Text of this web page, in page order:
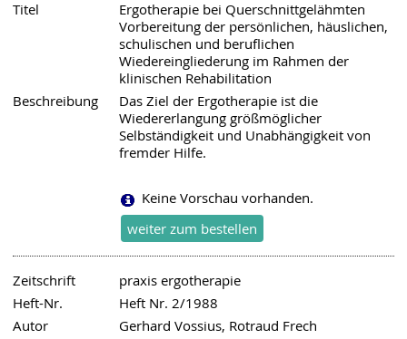
Titel
Ergotherapie bei Querschnittgelähmten
Vorbereitung der persönlichen, häuslichen,
schulischen und beruflichen
Wiedereingliederung im Rahmen der
klinischen Rehabilitation
Beschreibung
Das Ziel der Ergotherapie ist die
Wiedererlangung größmöglicher
Selbständigkeit und Unabhängigkeit von
fremder Hilfe.
Keine Vorschau vorhanden.
Zeitschrift
praxis ergotherapie
Heft-Nr.
Heft Nr. 2/1988
Autor
Gerhard Vossius, Rotraud Frech